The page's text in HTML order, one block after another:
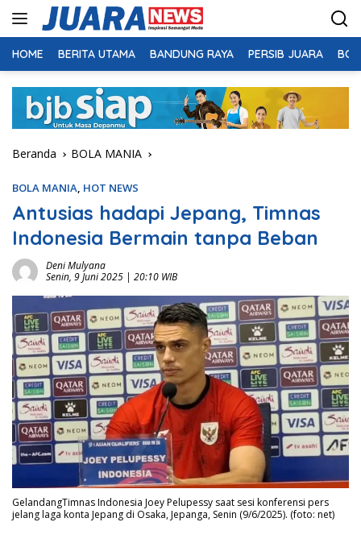
HOME BERITA UTAMA BANDUNG RAYA PERSIB JUARA
Beranda BOLA MANIA
BOLA MANIA, HOT NEWS
Antusias hadapi Jepang, Timnas
Indonesia Bermain tanpa Beban
Deni Mulyana
Senin, 9 Juni 2025 | 20:10 WIB
GelandangTimnas Indonesia Joey Pelupessy saat sesi konferensi pers
jelang laga konta Jepang di Osaka, Jepanga, Senin (9/6/2025). (foto: net)